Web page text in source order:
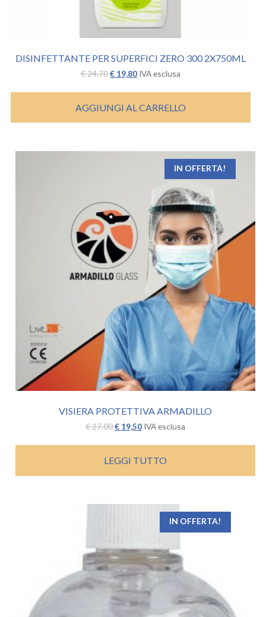
DISINFETTANTE PER SUPERFICI ZERO 300 2X750ML
€24,70Il
originale
era:
€ 24,70.
€19,80Il
attuale
è:
€ 19,80.
IVA esclusa
AGGIUNGI AL CARRELLO
IN OFFERTA!
VISIERA PROTETTIVA ARMADILLO
€27,00Il
originale
era:
€ 27,00.
€ 19,50Il
attuale
è:
€ 19,50.
IVA esclusa
LEGGI TUTTO
IN OFFERTA!